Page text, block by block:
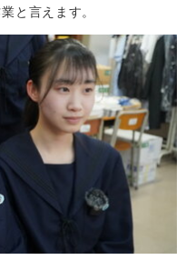
と言えます。